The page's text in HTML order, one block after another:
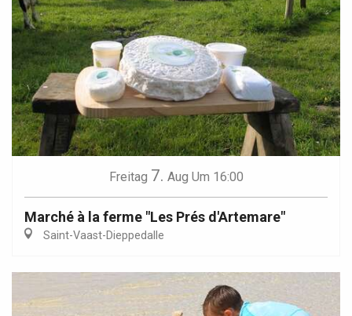
Freitag 7. Aug Um 16:00
Marché à la ferme "Les Prés d'Artemare"
Saint-Vaast-Dieppedalle